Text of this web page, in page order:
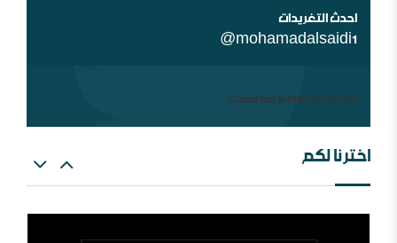
احدث التغريدات
@mohamadalsaidi1
Could not authenticate you.
اخترنا لكم
العالم الإسلامي والمؤامرة القادمة